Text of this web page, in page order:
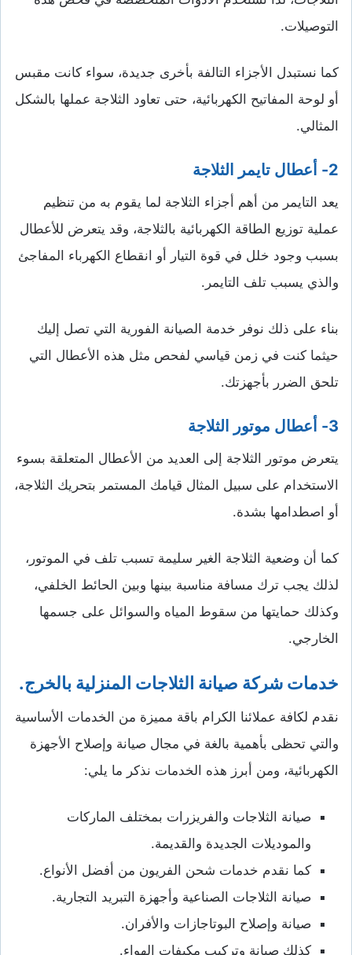
التوصيلات.
كما نستبدل الأجزاء التالفة بأخرى جديدة، سواء كانت مقبس
أو لوحة المفاتيح الكهربائية، حتى تعاود الثلاجة عملها بالشكل
المثالي.
2- أعطال تايمر الثلاجة
يعد التايمر من أهم أجزاء الثلاجة لما يقوم به من تنظيم
عملية توزيع الطاقة الكهربائية بالثلاجة، وقد يتعرض للأعطال
بسبب وجود خلل في قوة التيار أو انقطاع الكهرباء المفاجئ
والذي يسبب تلف التايمر.
بناء على ذلك نوفر خدمة الصيانة الفورية التي تصل إليك
حيثما كنت في زمن قياسي لفحص مثل هذه الأعطال التي
تلحق الضرر بأجهزتك.
3- أعطال موتور الثلاجة
يتعرض موتور الثلاجة إلى العديد من الأعطال المتعلقة بسوء
الاستخدام على سبيل المثال قيامك المستمر بتحريك الثلاجة،
أو اصطدامها بشدة.
كما أن وضعية الثلاجة الغير سليمة تسبب تلف في الموتور،
لذلك يجب ترك مسافة مناسبة بينها وبين الحائط الخلفي،
وكذلك حمايتها من سقوط المياه والسوائل على جسمها
الخارجي.
خدمات شركة صيانة الثلاجات المنزلية بالخرج.
نقدم لكافة عملائنا الكرام باقة مميزة من الخدمات الأساسية
والتي تحظى بأهمية بالغة في مجال صيانة وإصلاح الأجهزة
الكهربائية، ومن أبرز هذه الخدمات نذكر ما يلي:
صيانة الثلاجات والفريزرات بمختلف الماركات
والموديلات الجديدة والقديمة.
كما نقدم خدمات شحن الفريون من أفضل الأنواع.
صيانة الثلاجات الصناعية وأجهزة التبريد التجارية.
صيانة وإصلاح البوتاجازات والأفران.
كذلك صيانة وتركيب مكيفات الهواء.